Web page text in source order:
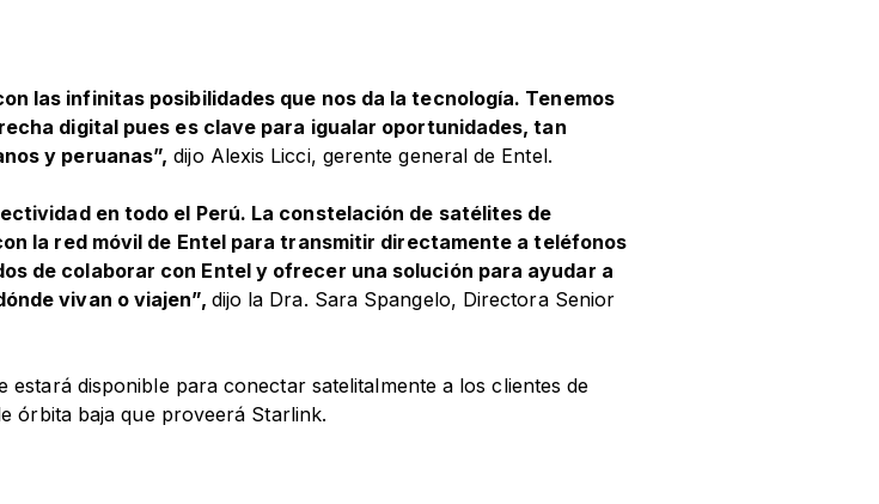
las infinitas posibilidades que nos da la tecnología. Tenemos
digital pues es clave para igualar oportunidades, tan
y peruanas”, dijo Alexis Licci, gerente general de Entel.
en todo el Perú. La constelación de satélites de
la red móvil de Entel para transmitir directamente a teléfonos
de colaborar con Entel y ofrecer una solución para ayudar a
vivan o viajen”, dijo la Dra. Sara Spangelo, Directora Senior
disponible para conectar satelitalmente a los clientes de
órbita baja que proveerá Starlink.